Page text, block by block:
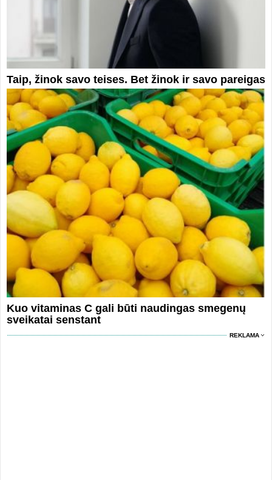
Taip, žinok savo teises. Bet žinok ir savo pareigas
Kuo vitaminas C gali būti naudingas smegenų
sveikatai senstant
REKLAMA